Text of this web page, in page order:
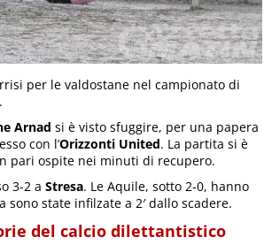
per le valdostane nel campionato di
Arnad si è visto sfuggire, per una papera
con l’Orizzonti United. La partita si è
pari ospite nei minuti di recupero.
3-2 aStresa. Le Aquile, sotto 2-0, hanno
sono state infilzate a 2′ dallo scadere.
del calcio dilettantistico